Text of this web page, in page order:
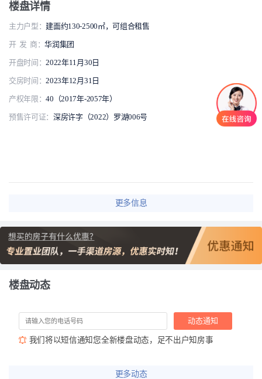
楼盘详情
主力户型：建面约130-2500㎡，可组合租售
开 发 商：华润集团
开盘时间：2022年11月30日
交房时间：2023年12月31日
产权年限：40（2017年-2057年）
预售许可证：深房许字（2022）罗湖006号
更多信息
楼盘动态
动态通知
我们将以短信通知您全新楼盘动态，足不出户知房事
更多动态